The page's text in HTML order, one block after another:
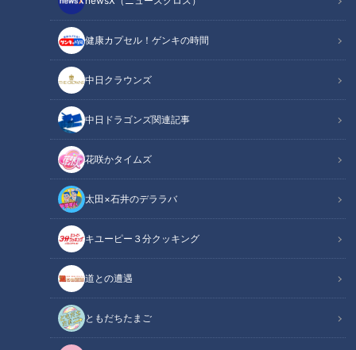
健康カプセル！ゲンキの時間
中日クラウンズ
中日ドラゴンズ関連記事
花咲かタイムズ
太田×石井のデララバ
キユーピー３分クッキング
道との遭遇
ともだちたまご
記事に戻る
CBCテレビ『チャント！』
この記事の画像（全6枚）